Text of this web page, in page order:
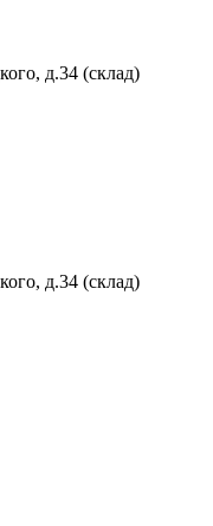
д.34 (склад)
д.34 (склад)